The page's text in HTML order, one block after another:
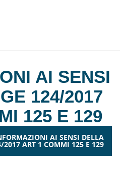
AI SENSI
124/2017
125 E 129
AI SENSI DELLA
2017 ART 1 COMMI 125 E 129